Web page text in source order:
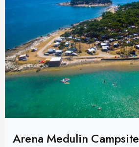
Arena Medulin Campsite